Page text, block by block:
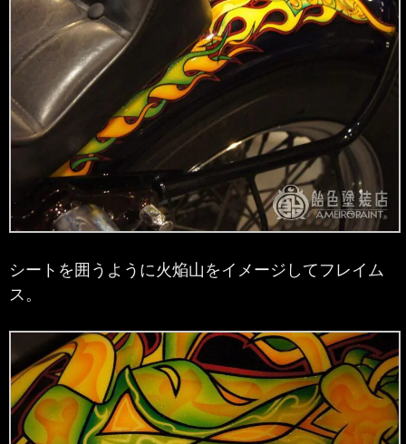
シートを囲うように火焔山をイメージしてフレイム
ス。